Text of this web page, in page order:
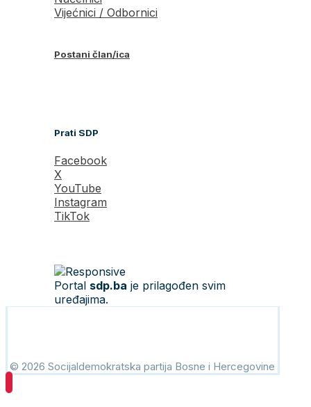
Vijećnici / Odbornici
Postani član/ica
Prati SDP
Facebook
X
YouTube
Instagram
TikTok
Portal sdp.ba je prilagođen svim
uređajima.
© 2026 Socijaldemokratska partija Bosne i Hercegovine